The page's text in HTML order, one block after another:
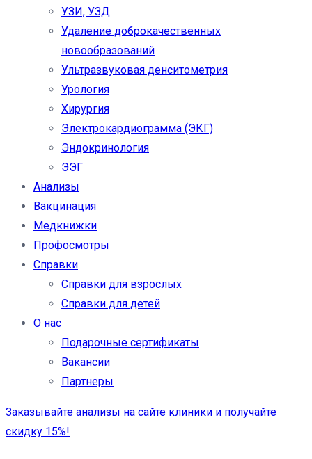
УЗИ, УЗД
Удаление доброкачественных
новообразований
Ультразвуковая денситометрия
Урология
Хирургия
Электрокардиограмма (ЭКГ)
Эндокринология
ЭЭГ
Анализы
Вакцинация
Медкнижки
Профосмотры
Справки
Справки для взрослых
Справки для детей
О нас
Подарочные сертификаты
Вакансии
Партнеры
Заказывайте анализы на сайте клиники и получайте
скидку 15%!